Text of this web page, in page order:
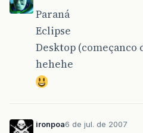
Paraná
Eclipse
Desktop (começanco
hehehe
ironpoa6 de jul. de 2007